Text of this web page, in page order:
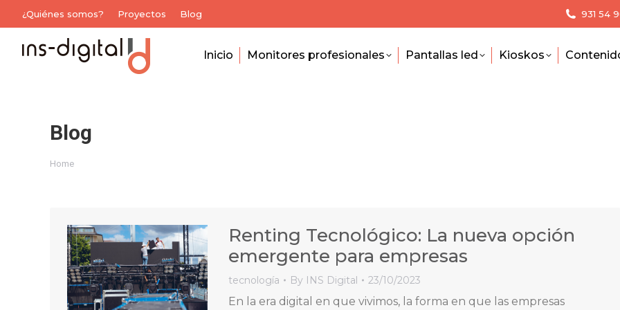
¿Quiénes somos? Proyectos Blog 931 54
Inicio Monitores profesionales Pantallas led Kioskos
Blog
Home
Renting Tecnológico: La nueva opción
emergente para empresas
tecnología By INS Digital 23/10/2023
En la era digital en que vivimos, la forma en que las empresas